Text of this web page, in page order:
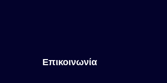
Επικοινωνία